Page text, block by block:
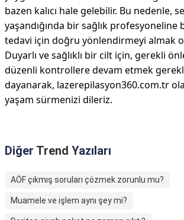
bazen kalıcı hale gelebilir. Bu nedenle,
yaşandığında bir sağlık profesyoneline
tedavi için doğru yönlendirmeyi almak
Duyarlı ve sağlıklı bir cilt için, gerekli
düzenli kontrollere devam etmek
dayanarak, lazerepilasyon360.com.tr
yaşam sürmenizi dileriz.
Diğer Trend Yazıları
AÖF çıkmış soruları çözmek zorunlu mu?
Muamele ve işlem aynı şey mi?